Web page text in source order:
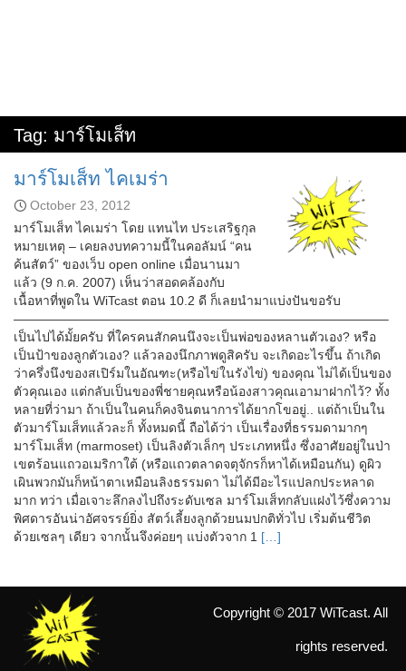
Tag: มาร์โมเส็ท
มาร์โมเส็ท ไคเมร่า
October 23, 2012
มาร์โมเส็ท ไคเมร่า โดย แทนไท ประเสริฐกุล
หมายเหตุ – เคยลงบทความนี้ในคอลัมน์ “คน
ค้นสัตว์” ของเว็บ open online เมื่อนานมา
แล้ว (9 ก.ค. 2007) เห็นว่าสอดคล้องกับ
เนื้อหาที่พูดใน WiTcast ตอน 10.2 ดี ก็เลยนำมาแบ่งปันขอรับ
—————————————————————————————–
เป็นไปได้มั้ยครับ ที่ใครคนสักคนนึงจะเป็นพ่อของหลานตัวเอง? หรือ
เป็นป้าของลูกตัวเอง? แล้วลองนึกภาพดูสิครับ จะเกิดอะไรขึ้น ถ้าเกิด
ว่าครึ่งนึงของสเปิร์มในอัณฑะ(หรือไข่ในรังไข่) ของคุณ ไม่ได้เป็นของ
ตัวคุณเอง แต่กลับเป็นของพี่ชายคุณหรือน้องสาวคุณเอามาฝากไว้? ทั้ง
หลายที่ว่ามา ถ้าเป็นในคนก็คงจินตนาการได้ยากโขอยู่.. แต่ถ้าเป็นใน
ตัวมาร์โมเส็ทแล้วละก็ ทั้งหมดนี้ ถือได้ว่า เป็นเรื่องที่ธรรมดามากๆ
มาร์โมเส็ท (marmoset) เป็นลิงตัวเล็กๆ ประเภทหนึ่ง ซึ่งอาศัยอยู่ในป่า
เขตร้อนแถวอเมริกาใต้ (หรือแถวตลาดจตุจักรก็หาได้เหมือนกัน) ดูผิว
เผินพวกมันก็หน้าตาเหมือนลิงธรรมดา ไม่ได้มีอะไรแปลกประหลาด
มาก ทว่า เมื่อเจาะลึกลงไปถึงระดับเซล มาร์โมเส็ทกลับแฝงไว้ซึ่งความ
พิศดารอันน่าอัศจรรย์ยิ่ง สัตว์เลี้ยงลูกด้วยนมปกติทั่วไป เริ่มต้นชีวิต
ด้วยเซลๆ เดียว จากนั้นจึงค่อยๆ แบ่งตัวจาก 1 […]
Copyright © 2017 WiTcast. All
rights reserved.